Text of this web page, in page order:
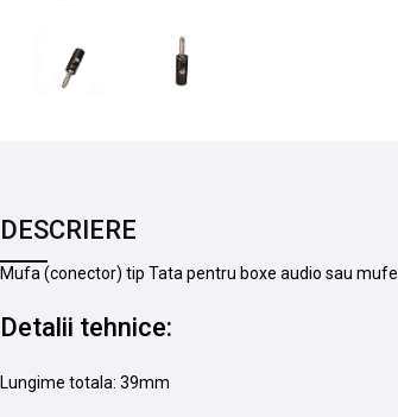
DESCRIERE
Mufa (conector) tip Tata pentru boxe audio sau mufe.
Detalii tehnice:
Lungime totala: 39mm